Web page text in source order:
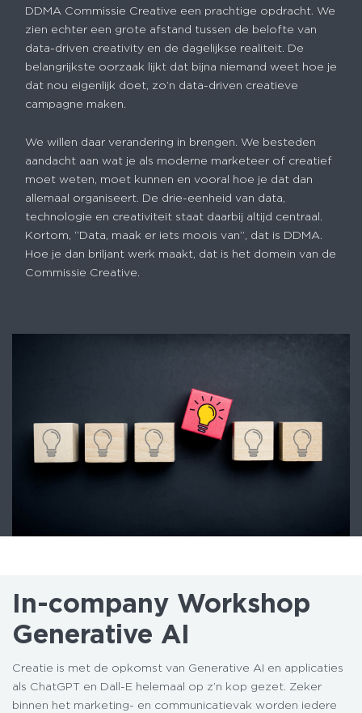
DDMA Commissie Creative een prachtige opdracht. We
zien echter een grote afstand tussen de belofte van
data-driven creativity en de dagelijkse realiteit. De
belangrijkste oorzaak lijkt dat bijna niemand weet hoe je
dat nou eigenlijk doet, zo’n data-driven creatieve
campagne maken.
We willen daar verandering in brengen. We besteden
aandacht aan wat je als moderne marketeer of creatief
moet weten, moet kunnen en vooral hoe je dat dan
allemaal organiseert. De drie-eenheid van data,
technologie en creativiteit staat daarbij altijd centraal.
Kortom, “Data, maak er iets moois van”, dat is DDMA.
Hoe je dan briljant werk maakt, dat is het domein van de
Commissie Creative.
In-company Workshop
Generative AI
Creatie is met de opkomst van Generative AI en applicaties
als ChatGPT en Dall-E helemaal op z’n kop gezet. Zeker
binnen het marketing- en communicatievak worden iedere